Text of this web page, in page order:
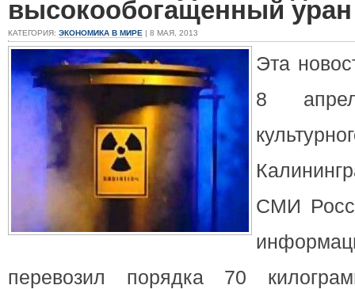
высокообогащенный уран
КАТЕГОРИЯ: ЭКОНОМИКА В МИРЕ | 8 МАЯ, 2013
Эта
8
СМИ
перевозил порядка 70